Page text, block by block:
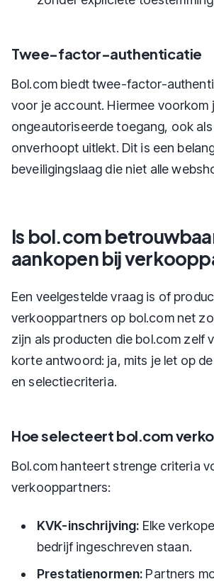
Twee-factor-authenticatie
Bol.com biedt twee-factor-
voor je account. Hiermee voorkom
ongeautoriseerde toegang, ook
onverhoopt uitlekt. Dit is een
beveiligingslaag die niet alle
Is bol.com
aankopen bij
Een veelgestelde vraag is of
verkooppartners op bol.com net
zijn als producten die bol.com zelf
korte antwoord: ja, mits je let op
en selectiecriteria.
Hoe selecteert bol.com
Bol.com hanteert strenge criteria
verkooppartners:
KVK-inschrijving: Elke
bedrijf ingeschreven staan.
Prestatienormen: Partners